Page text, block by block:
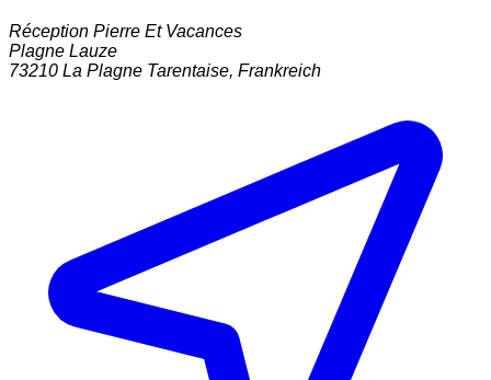
Réception Pierre Et Vacances
Plagne Lauze
73210 La Plagne Tarentaise, Frankreich